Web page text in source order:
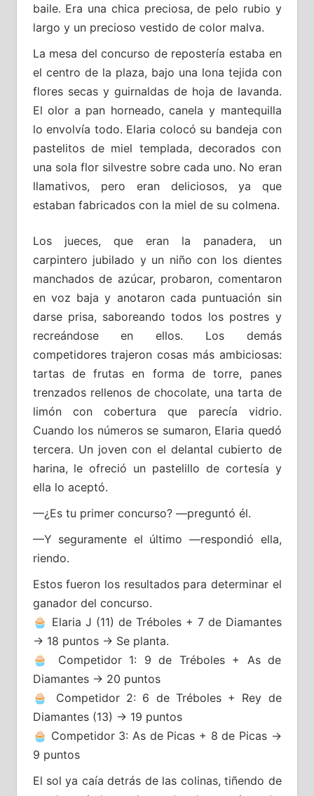
baile. Era una chica preciosa, de pelo rubio y
largo y un precioso vestido de color malva.
La mesa del concurso de repostería estaba en
el centro de la plaza, bajo una lona tejida con
flores secas y guirnaldas de hoja de lavanda.
El olor a pan horneado, canela y mantequilla
lo envolvía todo. Elaria colocó su bandeja con
pastelitos de miel templada, decorados con
una sola flor silvestre sobre cada uno. No eran
llamativos, pero eran deliciosos, ya que
estaban fabricados con la miel de su colmena.
Los jueces, que eran la panadera, un
carpintero jubilado y un niño con los dientes
manchados de azúcar, probaron, comentaron
en voz baja y anotaron cada puntuación sin
darse prisa, saboreando todos los postres y
recreándose en ellos. Los demás
competidores trajeron cosas más ambiciosas:
tartas de frutas en forma de torre, panes
trenzados rellenos de chocolate, una tarta de
limón con cobertura que parecía vidrio.
Cuando los números se sumaron, Elaria quedó
tercera. Un joven con el delantal cubierto de
harina, le ofreció un pastelillo de cortesía y
ella lo aceptó.
—¿Es tu primer concurso? —preguntó él.
—Y seguramente el último —respondió ella,
riendo.
Estos fueron los resultados para determinar el
ganador del concurso.
🧁 Elaria J (11) de Tréboles + 7 de Diamantes
→ 18 puntos → Se planta.
🧁 Competidor 1: 9 de Tréboles + As de
Diamantes → 20 puntos
🧁 Competidor 2: 6 de Tréboles + Rey de
Diamantes (13) → 19 puntos
🧁 Competidor 3: As de Picas + 8 de Picas →
9 puntos
El sol ya caía detrás de las colinas, tiñendo de